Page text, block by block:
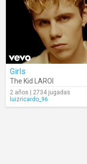
Girls
The Kid LAROI
2 años | 2734 jugadas
luizricardo_96